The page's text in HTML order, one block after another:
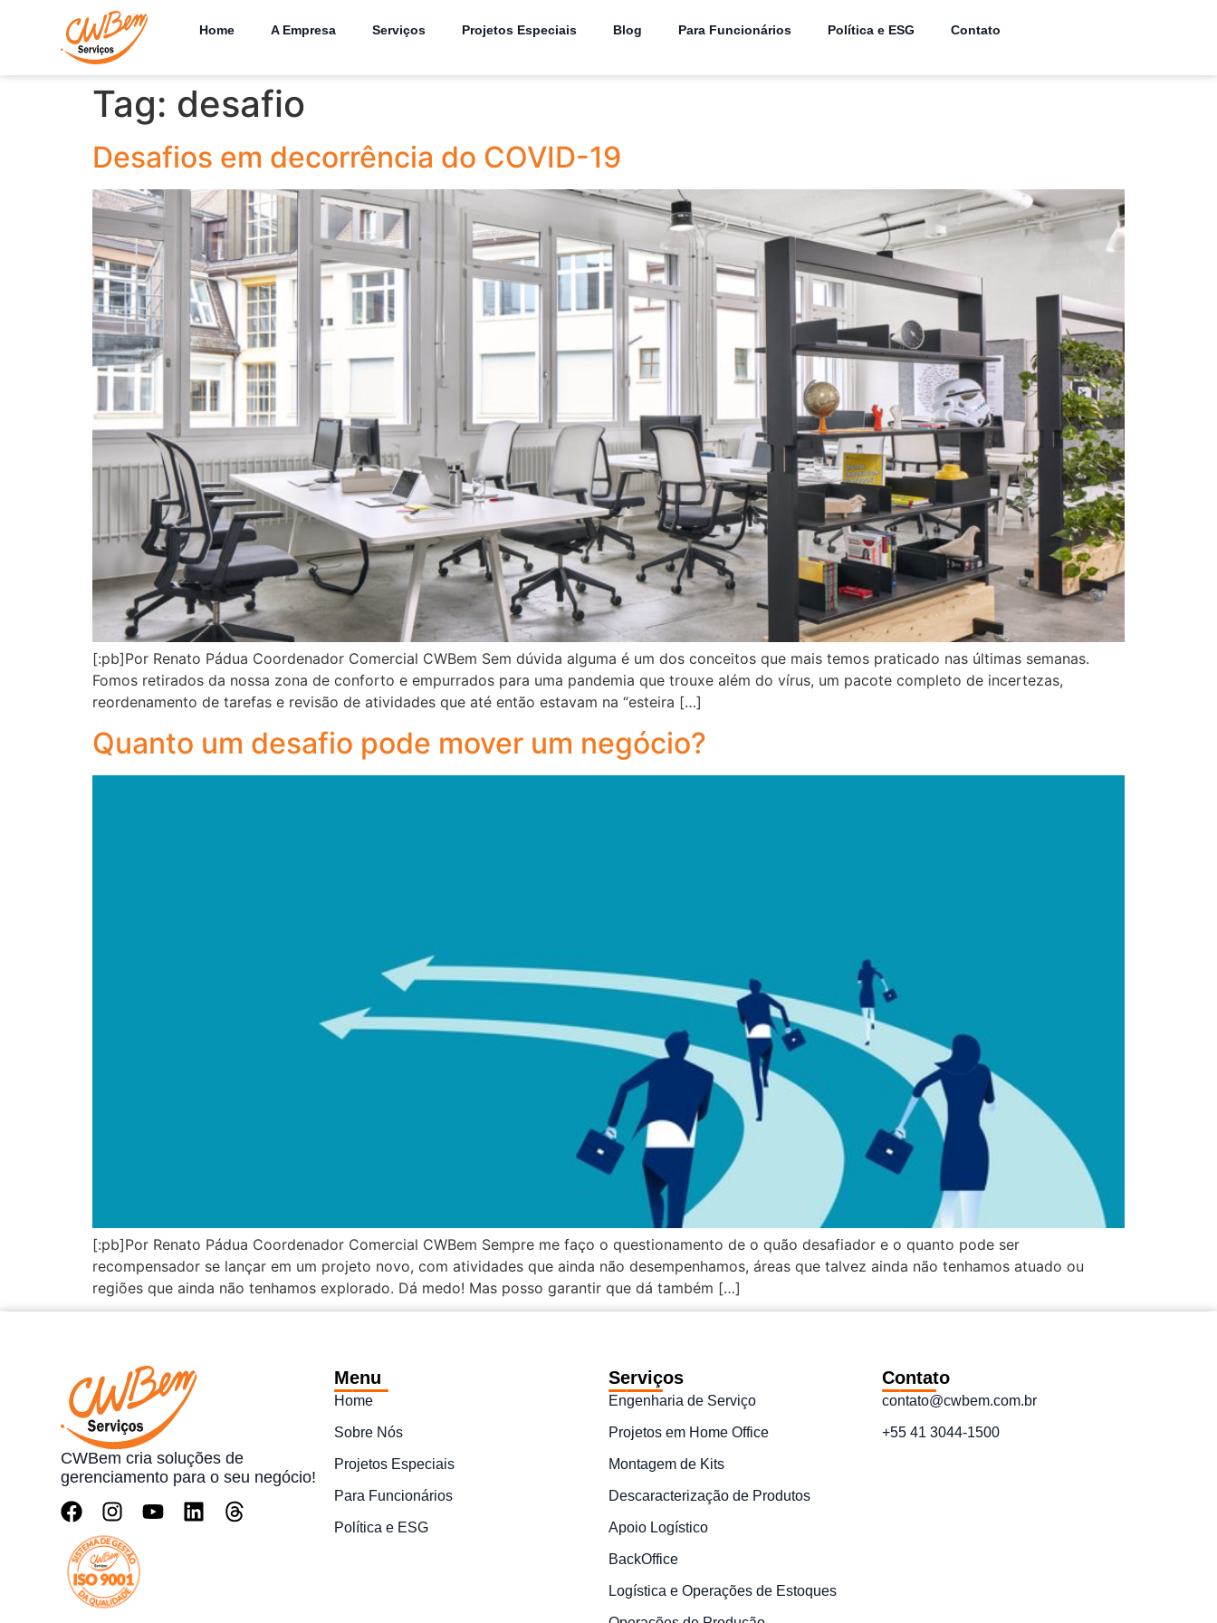
Home A Empresa Serviços Projetos Especiais Blog Para Funcionários Política e ESG Contato
Tag: desafio
Desafios em decorrência do COVID-19
[:pb]Por Renato Pádua Coordenador Comercial CWBem Sem dúvida alguma é um dos conceitos que mais temos praticado nas últimas semanas.
Fomos retirados da nossa zona de conforto e empurrados para uma pandemia que trouxe além do vírus, um pacote completo de incertezas,
reordenamento de tarefas e revisão de atividades que até então estavam na “esteira […]
Quanto um desafio pode mover um negócio?
[:pb]Por Renato Pádua Coordenador Comercial CWBem Sempre me faço o questionamento de o quão desafiador e o quanto pode ser
recompensador se lançar em um projeto novo, com atividades que ainda não desempenhamos, áreas que talvez ainda não tenhamos atuado ou
regiões que ainda não tenhamos explorado. Dá medo! Mas posso garantir que dá também […]
CWBem cria soluções de
gerenciamento para o seu negócio!
Menu
Home
Sobre Nós
Projetos Especiais
Para Funcionários
Política e ESG
Serviços
Engenharia de Serviço
Projetos em Home Office
Montagem de Kits
Descaracterização de Produtos
Apoio Logístico
BackOffice
Logística e Operações de Estoques
Contato
contato@cwbem.com.br
+55 41 3044-1500